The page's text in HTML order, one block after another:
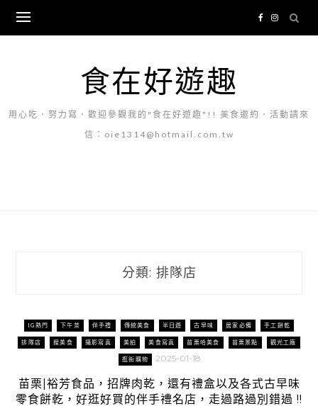
content
食在好遊趣
用心吃．努力寫．歡迎參觀我的"食在好遊趣"!! 美食邀約．活動請來
信：oie1314@hotmail.com.tw
分類: 排隊店
IG熱門 下午茶 伴手禮 傳統美食 半日遊 古早味 居家必備 手工餅乾
排隊店 搜美食 攝影寫真 美拍 美食寫真 苗栗哈美食 苗栗景點 觀光工廠
逛街購物 2025-01-18
苗栗|裕芳食品，招牌肉乾，還有禮盒以及各式古早味
零食餅乾，好逛好買的伴手禮名店，走過路過別錯過 !!